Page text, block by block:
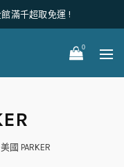
滿千超取免運 !
0
美國 PARKER